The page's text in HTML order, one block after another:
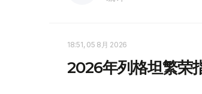
18:51, 05 8月 2026
2026年列格坦繁荣